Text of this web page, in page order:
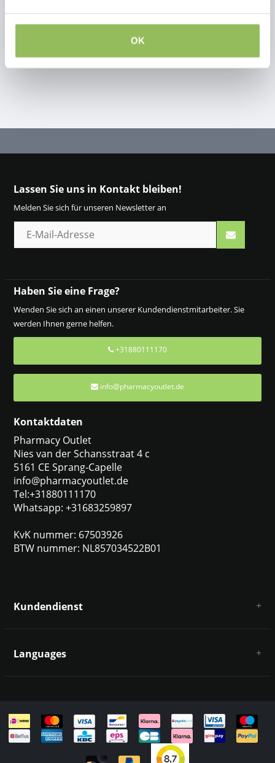
OK
Eigene Bewertung erstellen
Lassen Sie uns in Kontakt bleiben!
Melden Sie sich für unseren Newsletter an
Haben Sie eine Frage?
Wenden Sie sich an einen unserer Kundendienstmitarbeiter. Sie
werden Ihnen gerne helfen.
+31880111170
info@pharmacyoutlet.de
Kontaktdaten
Pharmacy Outlet
Nies van der Schansstraat 4 c
5161 CE Sprang-Capelle
info@pharmacyoutlet.de
Tel:+31880111170
Whatsapp: +31683259897
KvK nummer: 67503926
BTW nummer: NL857034522B01
Kundendienst
Haftungsausschluss und Datenschutz
Sitemap
Languages
English